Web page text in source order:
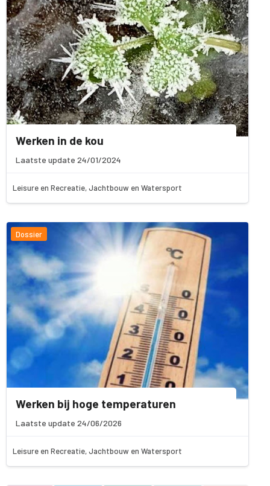
Werken in de kou
Laatste update 24/01/2024
Leisure en Recreatie, Jachtbouw en Watersport
Dossier
Werken bij hoge temperaturen
Laatste update 24/06/2026
Leisure en Recreatie, Jachtbouw en Watersport